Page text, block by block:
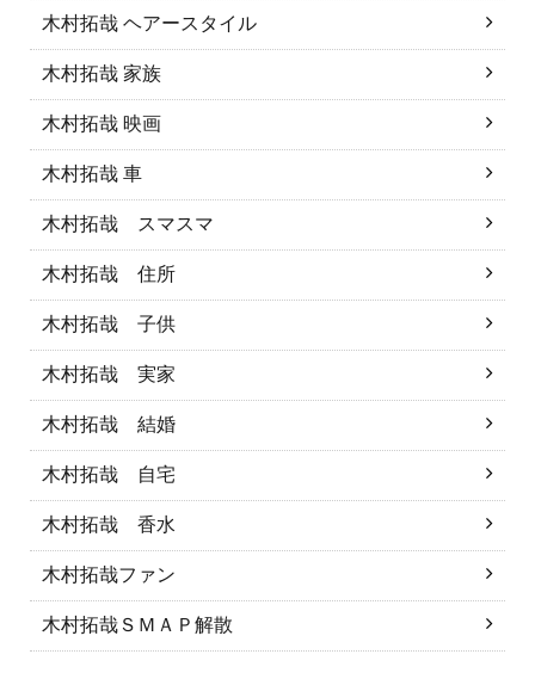
木村拓哉 ヘアースタイル
木村拓哉 家族
木村拓哉 映画
木村拓哉 車
木村拓哉 スマスマ
木村拓哉 住所
木村拓哉 子供
木村拓哉 実家
木村拓哉 結婚
木村拓哉 自宅
木村拓哉 香水
木村拓哉ファン
木村拓哉ＳＭＡＰ解散